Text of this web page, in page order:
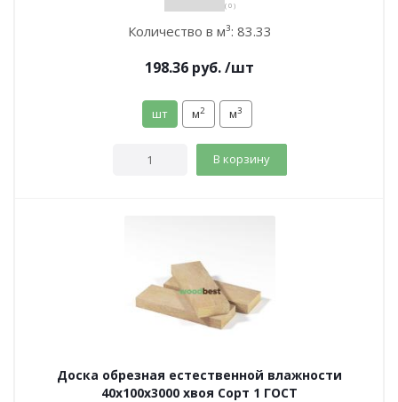
( 0 )
Количество в м³: 83.33
198.36 руб./шт
шт м2 м3
В корзину
Доска обрезная естественной влажности
40х100х3000 хвоя Сорт 1 ГОСТ